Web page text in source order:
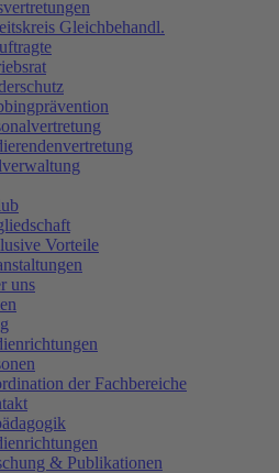
Gleichbehandl.
Vorteile
uns
der Fachbereiche
& Publikationen